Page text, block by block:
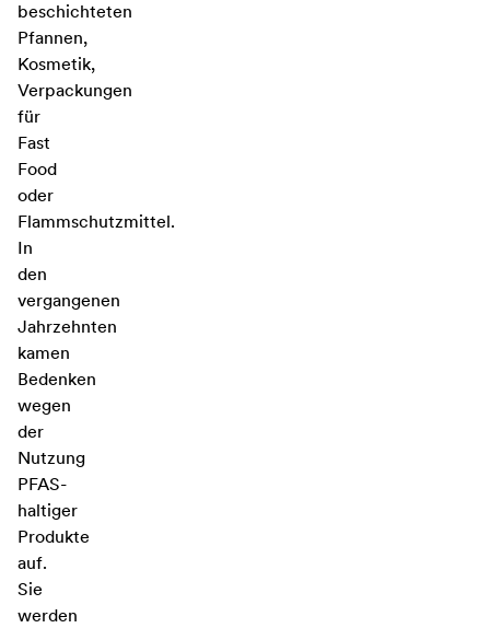
beschichteten
Pfannen,
Kosmetik,
Verpackungen
für
Fast
Food
oder
Flammschutzmittel.
In
den
vergangenen
Jahrzehnten
kamen
Bedenken
wegen
der
Nutzung
PFAS-
haltiger
Produkte
auf.
Sie
werden